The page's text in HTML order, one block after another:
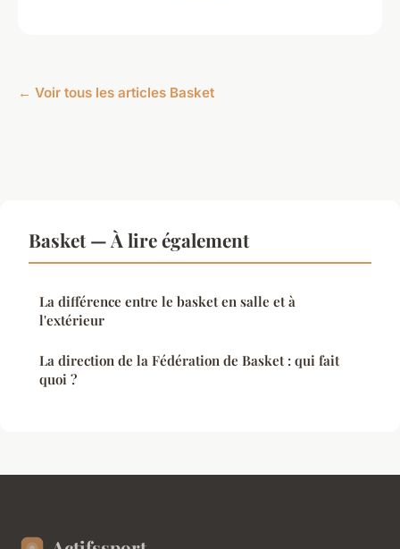
← Voir tous les articles Basket
Basket — À lire également
La différence entre le basket en salle et à
l'extérieur
La direction de la Fédération de Basket : qui fait
quoi ?